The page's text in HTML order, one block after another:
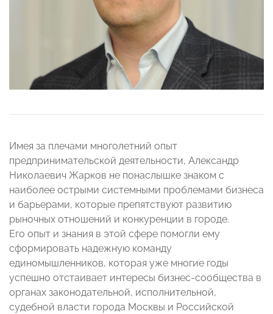
Имея за плечами многолетний опыт
предпринимательской деятельности, Александр
Николаевич Жарков не понаслышке знаком с
наиболее острыми системными проблемами бизнеса
и барьерами, которые препятствуют развитию
рыночных отношений и конкуренции в городе.
Его опыт и знания в этой сфере помогли ему
сформировать надежную команду
единомышленников, которая уже многие годы
успешно отстаивает интересы бизнес-сообщества в
органах законодательной, исполнительной,
судебной власти города Москвы и Российской